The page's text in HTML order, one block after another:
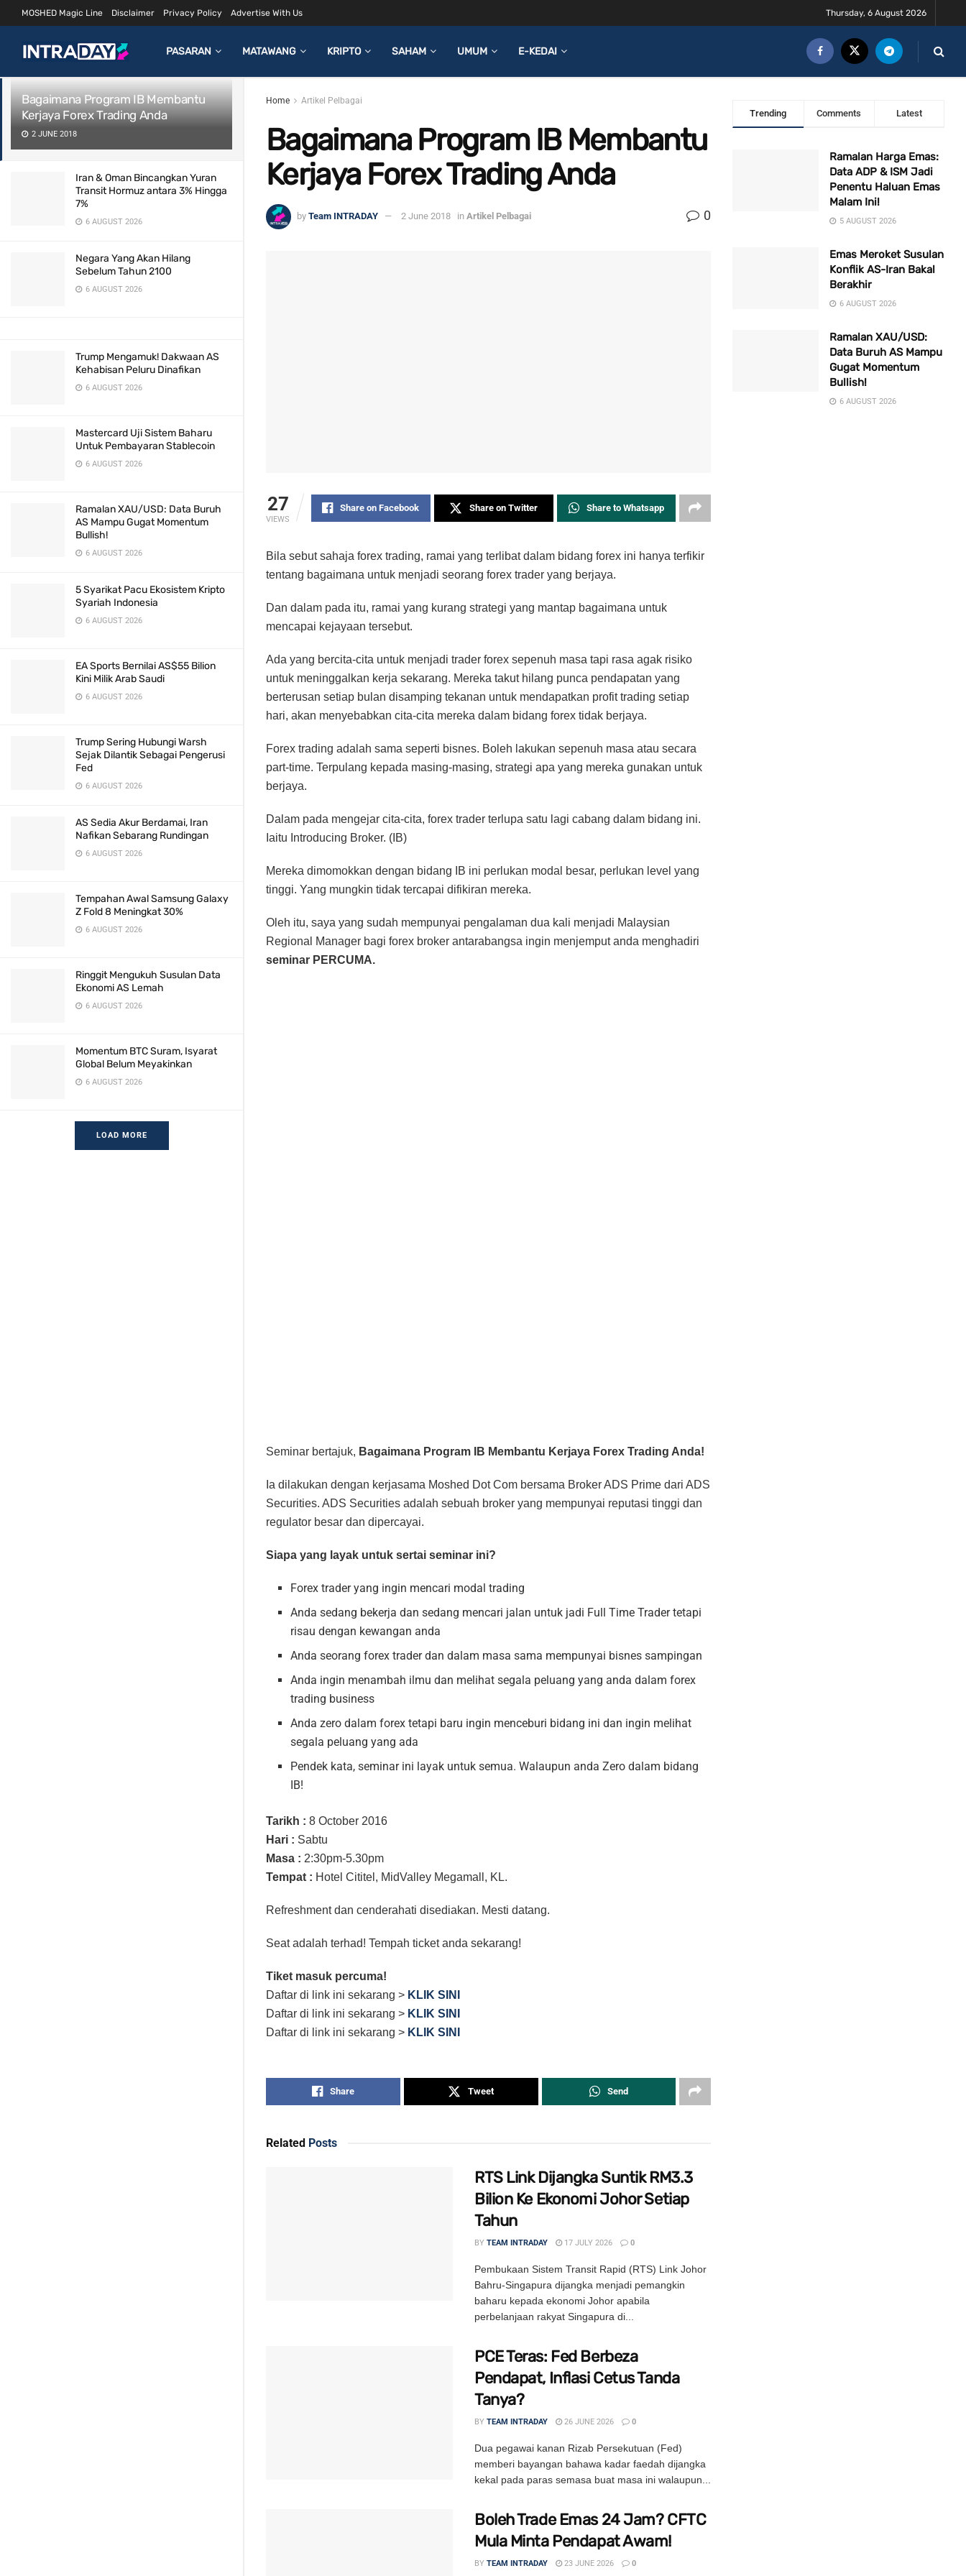
LATEST TRENDING Filter
Bagaimana Program IB Membantu
Kerjaya Forex Trading Anda
2 JUNE 2018
Iran & Oman Bincangkan Yuran
Transit Hormuz antara 3% Hingga
7%
6 AUGUST 2026
Negara Yang Akan Hilang
Sebelum Tahun 2100
6 AUGUST 2026
Trump Mengamuk! Dakwaan AS
Kehabisan Peluru Dinafikan
6 AUGUST 2026
Mastercard Uji Sistem Baharu
Untuk Pembayaran Stablecoin
6 AUGUST 2026
Ramalan XAU/USD: Data Buruh
AS Mampu Gugat Momentum
Bullish!
6 AUGUST 2026
5 Syarikat Pacu Ekosistem Kripto
Syariah Indonesia
6 AUGUST 2026
EA Sports Bernilai AS$55 Bilion
Kini Milik Arab Saudi
6 AUGUST 2026
Trump Sering Hubungi Warsh
Sejak Dilantik Sebagai Pengerusi
Fed
6 AUGUST 2026
AS Sedia Akur Berdamai, Iran
Nafikan Sebarang Rundingan
6 AUGUST 2026
Tempahan Awal Samsung Galaxy
Z Fold 8 Meningkat 30%
6 AUGUST 2026
Ringgit Mengukuh Susulan Data
Ekonomi AS Lemah
6 AUGUST 2026
Momentum BTC Suram, Isyarat
Global Belum Meyakinkan
6 AUGUST 2026
LOAD MORE
MOSHED Magic Line Disclaimer Privacy Policy Advertise With Us Thursday, 6 August 2026
PASARAN MATAWANG KRIPTO SAHAM UMUM E-KEDAI
Home Artikel Pelbagai
Bagaimana Program IB Membantu
Kerjaya Forex Trading Anda
by Team INTRADAY 2 June 2018 in Artikel Pelbagai 0
27
VIEWS
Share on Facebook Share on Twitter Share to Whatsapp
Bila sebut sahaja forex trading, ramai yang terlibat dalam bidang forex ini hanya terfikir
tentang bagaimana untuk menjadi seorang forex trader yang berjaya.
Dan dalam pada itu, ramai yang kurang strategi yang mantap bagaimana untuk
mencapai kejayaan tersebut.
Ada yang bercita-cita untuk menjadi trader forex sepenuh masa tapi rasa agak risiko
untuk meninggalkan kerja sekarang. Mereka takut hilang punca pendapatan yang
berterusan setiap bulan disamping tekanan untuk mendapatkan profit trading setiap
hari, akan menyebabkan cita-cita mereka dalam bidang forex tidak berjaya.
Forex trading adalah sama seperti bisnes. Boleh lakukan sepenuh masa atau secara
part-time. Terpulang kepada masing-masing, strategi apa yang mereka gunakan untuk
berjaya.
Dalam pada mengejar cita-cita, forex trader terlupa satu lagi cabang dalam bidang ini.
Iaitu Introducing Broker. (IB)
Mereka dimomokkan dengan bidang IB ini perlukan modal besar, perlukan level yang
tinggi. Yang mungkin tidak tercapai difikiran mereka.
Oleh itu, saya yang sudah mempunyai pengalaman dua kali menjadi Malaysian
Regional Manager bagi forex broker antarabangsa ingin menjemput anda menghadiri
seminar PERCUMA.
Seminar bertajuk, Bagaimana Program IB Membantu Kerjaya Forex Trading Anda!
Ia dilakukan dengan kerjasama Moshed Dot Com bersama Broker ADS Prime dari ADS
Securities. ADS Securities adalah sebuah broker yang mempunyai reputasi tinggi dan
regulator besar dan dipercayai.
Siapa yang layak untuk sertai seminar ini?
Forex trader yang ingin mencari modal trading
Anda sedang bekerja dan sedang mencari jalan untuk jadi Full Time Trader tetapi
risau dengan kewangan anda
Anda seorang forex trader dan dalam masa sama mempunyai bisnes sampingan
Anda ingin menambah ilmu dan melihat segala peluang yang anda dalam forex
trading business
Anda zero dalam forex tetapi baru ingin menceburi bidang ini dan ingin melihat
segala peluang yang ada
Pendek kata, seminar ini layak untuk semua. Walaupun anda Zero dalam bidang
IB!
Tarikh : 8 October 2016
Hari : Sabtu
Masa : 2:30pm-5.30pm
Tempat : Hotel Cititel, MidValley Megamall, KL.
Refreshment dan cenderahati disediakan. Mesti datang.
Seat adalah terhad! Tempah ticket anda sekarang!
Tiket masuk percuma!
Daftar di link ini sekarang > KLIK SINI
Daftar di link ini sekarang > KLIK SINI
Daftar di link ini sekarang > KLIK SINI
Share Tweet Send
Related Posts
RTS Link Dijangka Suntik RM3.3
Bilion Ke Ekonomi Johor Setiap
Tahun
BY TEAM INTRADAY 17 JULY 2026 0
Pembukaan Sistem Transit Rapid (RTS) Link Johor
Bahru-Singapura dijangka menjadi pemangkin
baharu kepada ekonomi Johor apabila
perbelanjaan rakyat Singapura di...
PCE Teras: Fed Berbeza
Pendapat, Inflasi Cetus Tanda
Tanya?
BY TEAM INTRADAY 26 JUNE 2026 0
Dua pegawai kanan Rizab Persekutuan (Fed)
memberi bayangan bahawa kadar faedah dijangka
kekal pada paras semasa buat masa ini walaupun...
Boleh Trade Emas 24 Jam? CFTC
Mula Minta Pendapat Awam!
BY TEAM INTRADAY 23 JUNE 2026 0
Trending Comments Latest
Ramalan Harga Emas:
Data ADP & ISM Jadi
Penentu Haluan Emas
Malam Ini!
5 AUGUST 2026
Emas Meroket Susulan
Konflik AS-Iran Bakal
Berakhir
6 AUGUST 2026
Ramalan XAU/USD:
Data Buruh AS Mampu
Gugat Momentum
Bullish!
6 AUGUST 2026